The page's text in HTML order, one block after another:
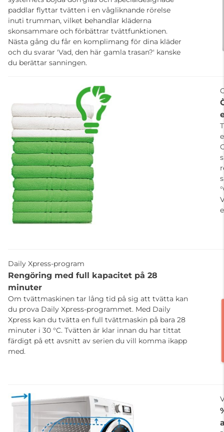
paddlar flyttar tvätten i en vågliknande rörelse
inuti trumman, vilket behandlar kläderna
skonsammare och förbättrar tvättfunktionen.
Nästa gång du får en komplimang för dina kläder
och du svarar 'Vad, den här gamla trasan?' kanske
du berättar sanningen.
Daily Xpress-program
Rengöring med full kapacitet på 28
minuter
Om tvättmaskinen tar lång tid på sig att tvätta kan
du prova Daily Xpress-programmet. Med Daily
Xpress kan du tvätta en full tvättmaskin på bara 28
minuter i 30 °C. Tvätten är klar innan du har tittat
färdigt på ett avsnitt av serien du vill komma ikapp
med.